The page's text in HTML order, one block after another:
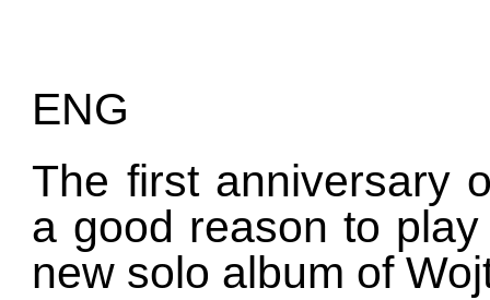
ENG
The first anniversary
a good reason to
new solo album of